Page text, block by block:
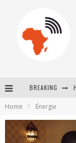
BREAKING
Home Énergie